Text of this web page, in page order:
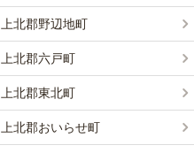
上北郡野辺地町
上北郡六戸町
上北郡東北町
上北郡おいらせ町